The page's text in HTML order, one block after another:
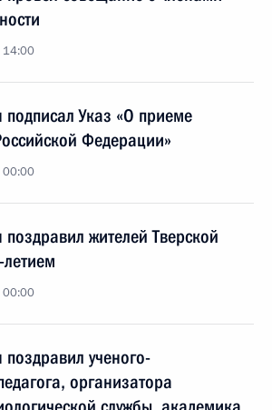
14:00
Указ «О приеме
Федерации»
00:00
жителей Тверской
00:00
ученого-
организатора